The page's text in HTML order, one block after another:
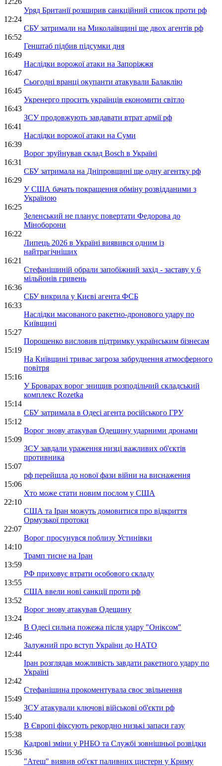
Уряд Британії розширив санкційний список проти рф
12:24
СБУ затримали на Миколаївщині ще двох агентів рф
16:52
Генштаб підбив підсумки дня
16:49
Наслідки ворожої атаки на Запоріжжя
16:47
Сьогодні вранці окупанти атакували Балаклію
16:45
Укренерго просить українців економити світло
16:43
ЗСУ продовжують завдавати втрат армії рф
16:41
Наслідки ворожої атаки на Суми
16:39
Ворог зруйнував склад Bosch в Україні
16:31
СБУ затримала на Дніпровщині ще одну агентку рф
16:29
У США бачать покращення обміну розвідданими з
Україною
16:25
Зеленський не планує повертати Федорова до
Міноборони
16:22
Липець 2026 в Україні виявився одним із
найтрагічніших
16:21
Стефанішиній обрали запобіжний захід - заставу у 6
мільйонів гривень
16:36
СБУ викрила у Києві агента ФСБ
16:33
Наслідки масованого ракетно-дронового удару по
Київщині
15:27
Порошенко висловив підтримку українським бізнесам
15:19
На Київщині триває загроза забруднення атмосферного
повітря
15:16
У Броварах ворог знищив розподільчий складський
комплекс Rozetka
15:14
СБУ затримала в Одесі агента російського ГРУ
15:12
Ворог знову атакував Одещину ударними дронами
15:09
ЗСУ завдали ураження низці важливих об'єктів
противника
15:07
рф перейшла до нової фази війни на виснаження
15:06
Хто може стати новим послом у США
22:10
США та Іран можуть домовитися про відкриття
Ормузької протоки
22:07
Ворог просунувся поблизу Устинівки
14:10
Трамп тисне на Іран
13:59
РФ приховує втрати особового складу
13:55
США ввели нові санкції проти рф
13:52
Ворог знову атакував Одещину
13:24
В Одесі сильна пожежа після удару "Оніксом"
12:46
Залужний про вступ України до НАТО
12:44
Іран розглядав можливість завдати ракетного удару по
Україні
12:42
Стефанішина прокоментувала своє звільнення
15:49
ЗСУ атакували ключові військові об'єкти рф
15:40
В Європі фіксують рекордно низькі запаси газу
15:38
Кадрові зміни у РНБО та Службі зовнішньої розвідки
15:36
"Атеш" виявив об'єкт паливних цистерн у Криму